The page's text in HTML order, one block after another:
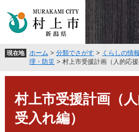
頭
す
飛
し
現在地 ホーム > 分類でさがす > くらしの情報
理・防災 > 村上市受援計画（人的応援
村上市受援計画（
受入れ編）